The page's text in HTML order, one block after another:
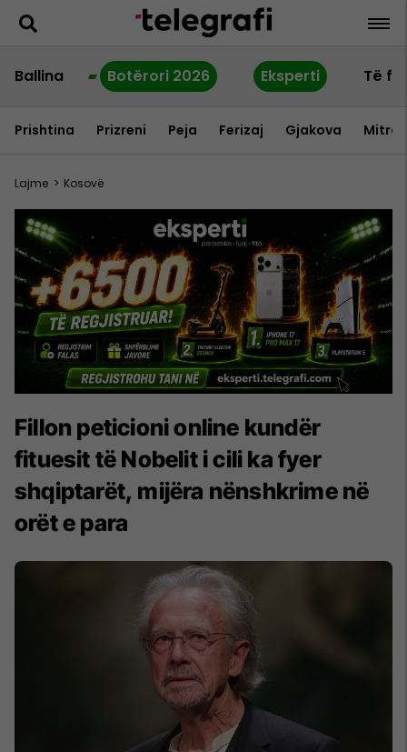
Ballina Botërori 2026 Eksperti Të
Prishtina Prizreni Peja Ferizaj Gjakova
Lajme > Kosovë
Fillon peticioni online kundër
fituesit të Nobelit i cili ka fyer
shqiptarët, mijëra nënshkrime në
orët e para